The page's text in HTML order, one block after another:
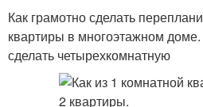
Как грамотно сделать
квартиры в многоэтажном доме.
сделать четырехкомнатную